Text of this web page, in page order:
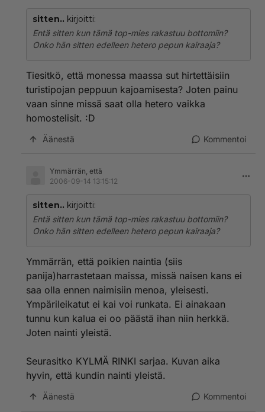
sitten.. kirjoitti:
Entä sitten kun tämä top-mies rakastuu bottomiin?
Onko hän sitten edelleen hetero pepun kairaaja?
Tiesitkö, että monessa maassa sut hirtettäisiin
turistipojan peppuun kajoamisesta? Joten painu
vaan sinne missä saat olla hetero vaikka
homostelisit. :D
Äänestä Kommentoi
Ymmärrän, että
2006-09-14 13:15:12
sitten.. kirjoitti:
Entä sitten kun tämä top-mies rakastuu bottomiin?
Onko hän sitten edelleen hetero pepun kairaaja?
Ymmärrän, että poikien naintia (siis
panija)harrastetaan maissa, missä naisen kans ei
saa olla ennen naimisiin menoa, yleisesti.
Ympärileikatut ei kai voi runkata. Ei ainakaan
tunnu kun kalua ei oo päästä ihan niin herkkä.
Joten nainti yleistä.
Seurasitko KYLMÄ RINKI sarjaa. Kuvan aika
hyvin, että kundin nainti yleistä.
Äänestä Kommentoi